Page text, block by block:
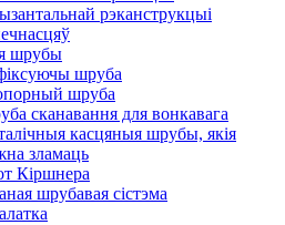
рэканструкцыі
шрубы
шруба
шруба
сканавання для вонкавага
касцяныя шрубы, якія
зламаць
Кіршнера
шрубавая сістэма